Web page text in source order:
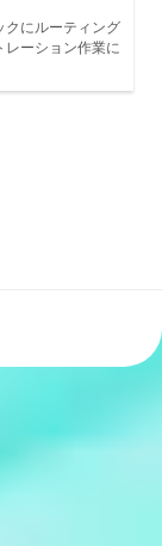
クにルーティング
レーション作業に